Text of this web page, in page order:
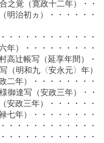
之覚（寛政十二年）・・
明治初ヵ）・・・・・・
・・・・・・・・・・・
年）・・・・・・・・・
高辻帳写（延享年間）・
（明和九〈安永元〉年）
二年）・・・・・・・・
御達写（安政三年）・・
安政三年）・・・・・・
七年）・・・・・・・・
・・・・・・・・・・・
・・・・・・・・・・・